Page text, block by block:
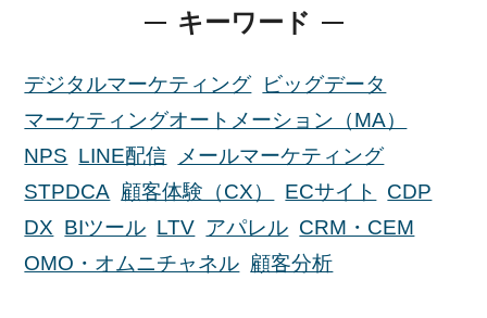
キーワード
デジタルマーケティング
ビッグデータ
マーケティングオートメーション（MA）
NPS LINE配信 メールマーケティング
STPDCA 顧客体験（CX） ECサイト
CDP
DX BIツール LTV アパレル CRM・CEM
OMO・オムニチャネル 顧客分析